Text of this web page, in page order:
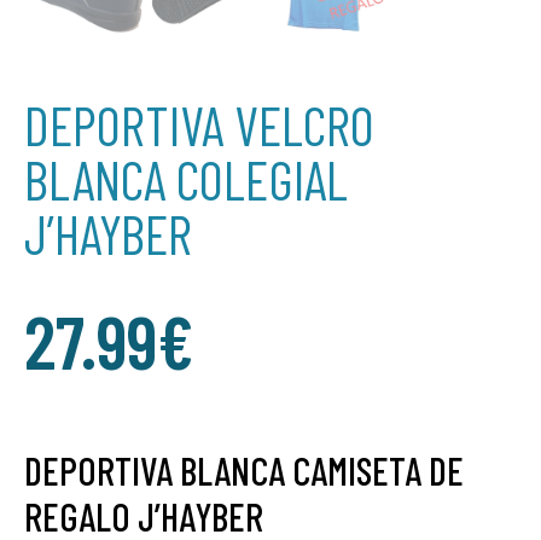
DEPORTIVA VELCRO
BLANCA COLEGIAL
J’HAYBER
27.99€
DEPORTIVA BLANCA CAMISETA DE
REGALO J’HAYBER